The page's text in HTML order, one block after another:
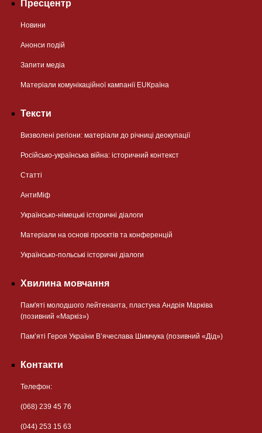
Пресцентр
Новини
Анонси подій
Запити медіа
Матеріали комунікаційної кампанії EUКраїна
Тексти
Визволені регіони: матеріали до річниці деокупації
Російсько-українська війна: історичний контекст
Статті
АнтиМіф
Українсько-німецькі історичні діалоги
Матеріали на основі проєктів та конференцій
Українсько-польські історичні діалоги
Хвилина мовчання
Пам'яті молодшого лейтенанта, пластуна Андрія Марківа
(позивний «Маркіз»)
Пам’яті Героя України В’ячеслава Шимчука (позивний «Дід»)
Контакти
Телефон:
(068) 239 45 76
(044) 253 15 63